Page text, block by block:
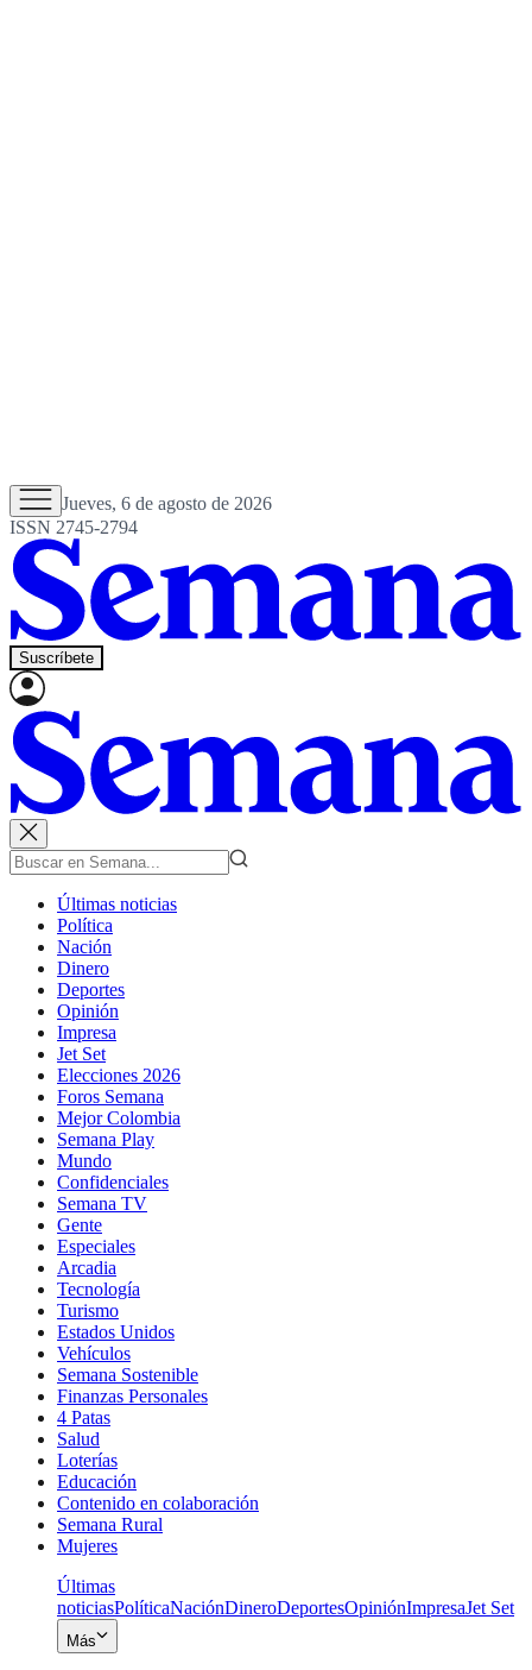
Jueves, 6 de agosto de 2026
ISSN 2745-2794
Suscríbete
Últimas noticias
Política
Nación
Dinero
Deportes
Opinión
Impresa
Jet Set
Elecciones 2026
Foros Semana
Mejor Colombia
Semana Play
Mundo
Confidenciales
Semana TV
Gente
Especiales
Arcadia
Tecnología
Turismo
Estados Unidos
Vehículos
Semana Sostenible
Finanzas Personales
4 Patas
Salud
Loterías
Educación
Contenido en colaboración
Semana Rural
Mujeres
Últimas
noticiasPolíticaNaciónDineroDeportesOpiniónImpresaJet Set
Más